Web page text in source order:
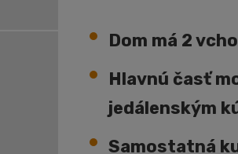
Dom má 2
Hlavnú časť
jedálenským
Samostatná